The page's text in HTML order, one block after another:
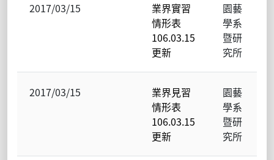
2017/03/15
業界實習
情形表
106.03.15
更新
園藝
學系
暨研
究所
2017/03/15
業界見習
情形表
106.03.15
更新
園藝
學系
暨研
究所